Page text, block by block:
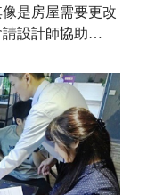
是房屋需要更改
設計師協助…